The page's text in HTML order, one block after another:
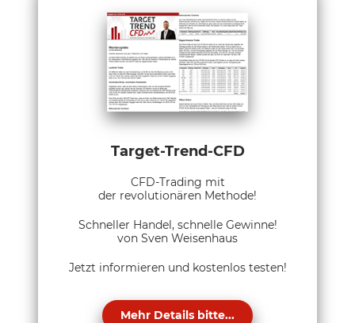
Target-Trend-CFD
CFD-Trading mit
der revolutionären Methode!
Schneller Handel, schnelle Gewinne!
von Sven Weisenhaus
Jetzt informieren und kostenlos testen!
Mehr Details bitte...